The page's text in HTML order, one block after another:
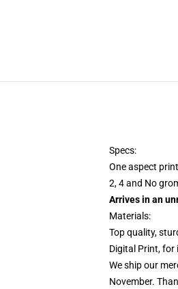
Specs:
One aspect
2, 4 and No
Arrives in an
Materials:
Top quality,
Digital Print, for
We ship our
November.